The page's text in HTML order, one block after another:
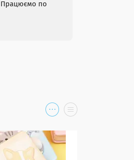
Працюємо по